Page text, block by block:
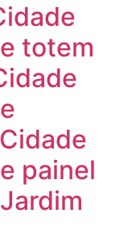
totem
painel